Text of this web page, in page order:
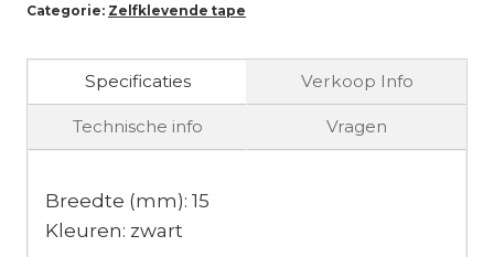
Categorie: Zelfklevende tape
Specificaties Verkoop Info
Technische info Vragen
Breedte (mm): 15
Kleuren: zwart